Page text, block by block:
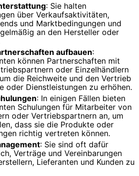
: Sie halten
über Verkaufsaktivitäten,
und Marktbedingungen und
an den Hersteller oder
aufbauen:
können Partnerschaften mit
oder Einzelhändlern
die Reichweite und den Vertrieb
oder Dienstleistungen zu erhöhen.
: In einigen Fällen bieten
Schulungen für Mitarbeiter von
oder Vertriebspartnern an, um
dass sie die Produkte oder
richtig vertreten können.
: Sie sind oft dafür
Verträge und Vereinbarungen
Lieferanten und Kunden zu